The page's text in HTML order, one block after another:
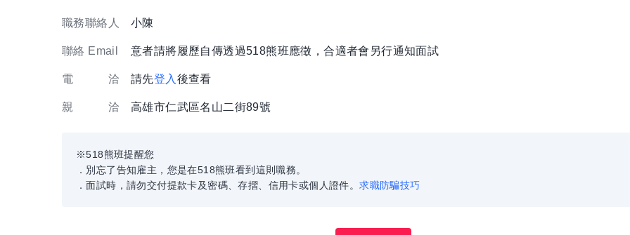
職務聯絡人 小陳
聯絡 Email 意者請將履歷自傳透過518熊班應徵，合適者會另行通知面試
電 洽 請先登入 後查看
親 洽 高雄市仁武區名山二街89號
※518熊班提醒您
．別忘了告知雇主，您是在518熊班看到這則職務。
．面試時，請勿交付提款卡及密碼、存摺、信用卡或個人證件。求職防騙技巧